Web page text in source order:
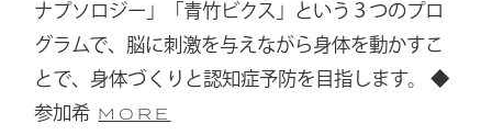
ナプソロジー」「青竹ビクス」という３つのプロ
グラムで、脳に刺激を与えながら身体を動かすこ
とで、身体づくりと認知症予防を目指します。 ◆
参加希 MORE